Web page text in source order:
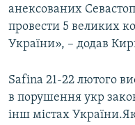
анексованих
провести 5 великих
України», – додав
Safina 21-22 лютого
в порушення укр
інш містах